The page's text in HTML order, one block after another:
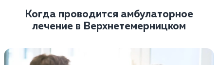
Когда проводится амбулаторное
лечение в Верхнетемерницком